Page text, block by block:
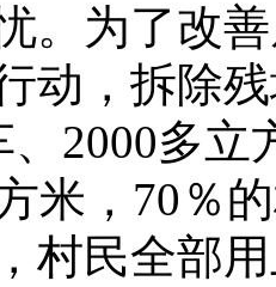
。 为了改
动，拆除
、2000多
米，70％
村民全部